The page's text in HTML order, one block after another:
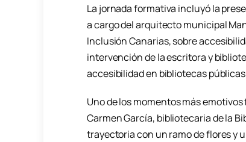
La jornada formativa incluyó la
a cargo del arquitecto municipal
Inclusión Canarias, sobre
intervención de la escritora y
accesibilidad en bibliotecas
Uno de los momentos más
Carmen García, bibliotecaria de la
trayectoria con un ramo de flores y